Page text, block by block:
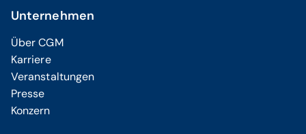
Unternehmen
Über CGM
Karriere
Veranstaltungen
Presse
Konzern